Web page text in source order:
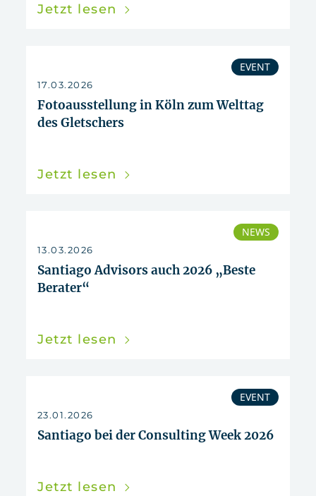
Jetzt lesen
EVENT
17.03.2026
Fotoausstellung in Köln zum Welttag
des Gletschers
Jetzt lesen
NEWS
13.03.2026
Santiago Advisors auch 2026 „Beste
Berater“
Jetzt lesen
EVENT
23.01.2026
Santiago bei der Consulting Week 2026
Jetzt lesen